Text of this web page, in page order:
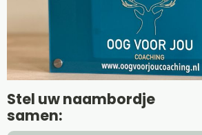
Stel uw naambordje
samen: